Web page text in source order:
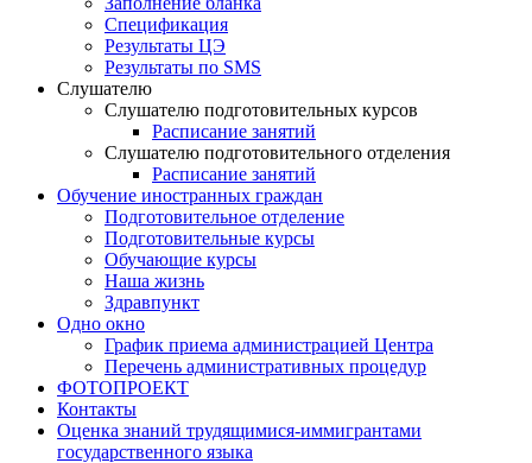
Спецификация
Результаты ЦЭ
Результаты по SMS
Слушателю
Слушателю подготовительных курсов
Расписание занятий
Слушателю подготовительного отделения
Расписание занятий
Обучение иностранных граждан
Подготовительное отделение
Подготовительные курсы
Обучающие курсы
Наша жизнь
Здравпункт
Одно окно
График приема администрацией Центра
Перечень административных процедур
ФОТОПРОЕКТ
Контакты
Оценка знаний трудящимися-иммигрантами
государственного языка